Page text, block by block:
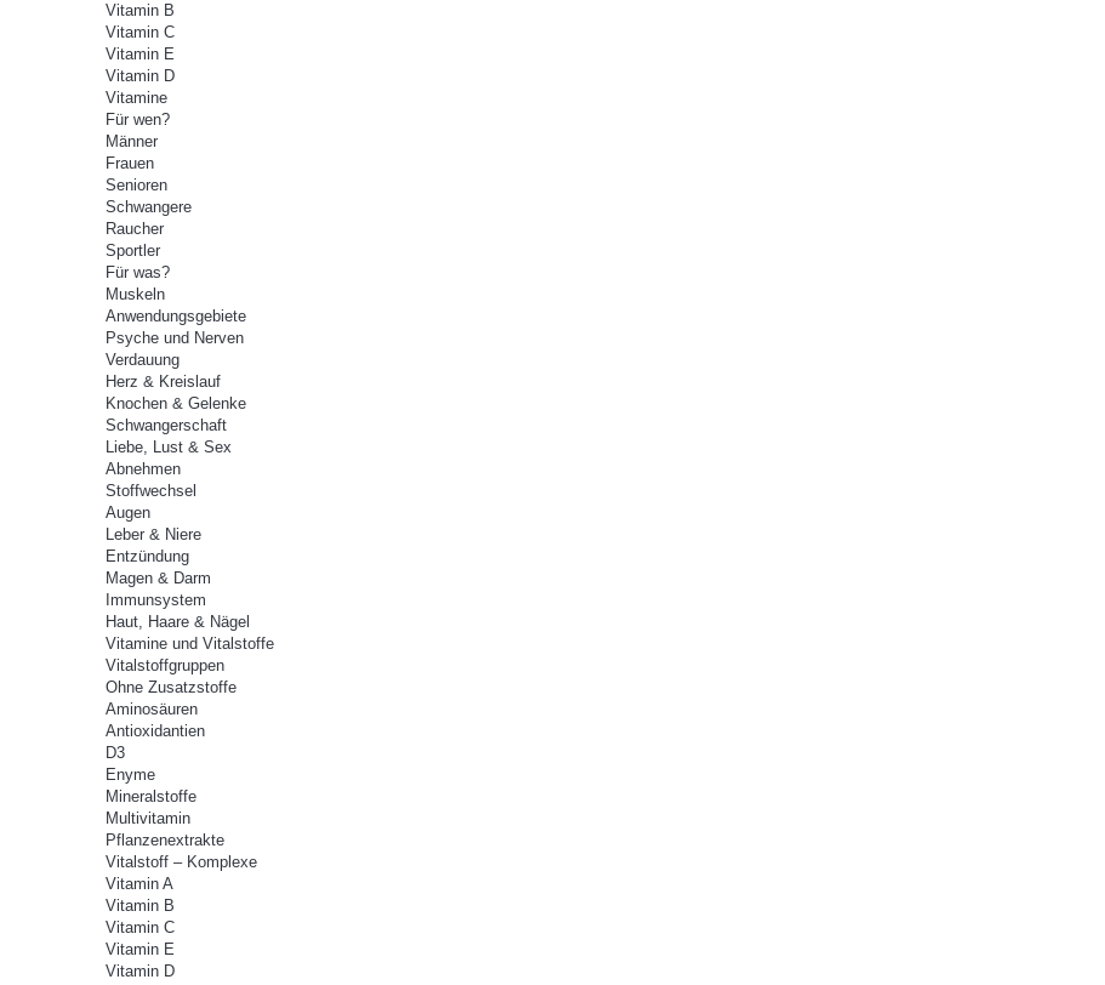
Vitamin B
Vitamin C
Vitamin E
Vitamin D
Vitamine
Für wen?
Männer
Frauen
Senioren
Schwangere
Raucher
Sportler
Für was?
Muskeln
Anwendungsgebiete
Psyche und Nerven
Verdauung
Herz & Kreislauf
Knochen & Gelenke
Schwangerschaft
Liebe, Lust & Sex
Abnehmen
Stoffwechsel
Augen
Leber & Niere
Entzündung
Magen & Darm
Immunsystem
Haut, Haare & Nägel
Vitamine und Vitalstoffe
Vitalstoffgruppen
Ohne Zusatzstoffe
Aminosäuren
Antioxidantien
D3
Enyme
Mineralstoffe
Multivitamin
Pflanzenextrakte
Vitalstoff – Komplexe
Vitamin A
Vitamin B
Vitamin C
Vitamin E
Vitamin D